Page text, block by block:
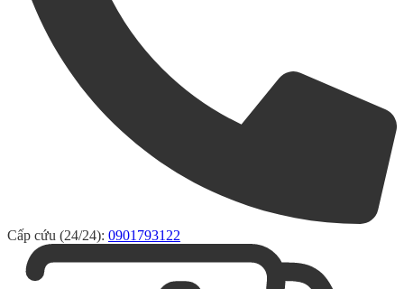
Cấp cứu (24/24): 0901793122